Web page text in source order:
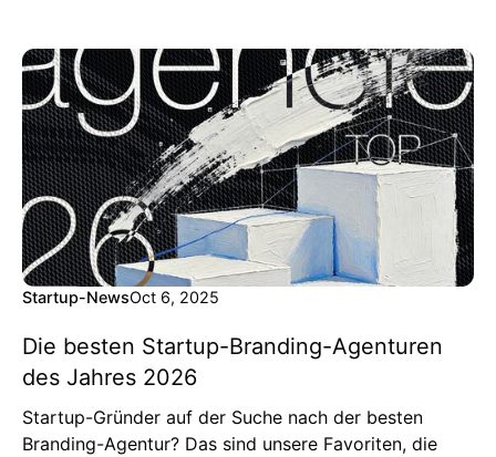
Startup-NewsOct 6, 2025
Die besten Startup-Branding-Agenturen
des Jahres 2026
Startup-Gründer auf der Suche nach der besten
Branding-Agentur? Das sind unsere Favoriten, die